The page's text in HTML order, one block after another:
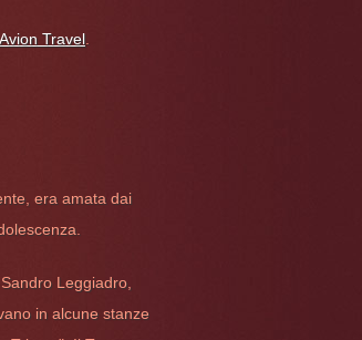
Travel
era amata dai
Leggiadro,
in alcune stanze